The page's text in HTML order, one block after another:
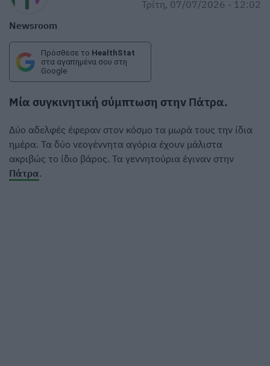
Newsroom
Τρίτη, 07/07/2026 - 12:02
Πρόσθεσε το HealthStat
στα αγαπημένα σου στη
Google
Μία συγκινητική σύμπτωση στην Πάτρα.
Δύο αδελφές έφεραν στον κόσμο τα μωρά τους την ίδια
ημέρα. Τα δύο νεογέννητα αγόρια έχουν μάλιστα
ακριβώς το ίδιο βάρος. Τα γεννητούρια έγιναν στην
Πάτρα.